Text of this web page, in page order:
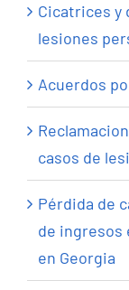
Cicatrices y
lesiones
Acuerdos
casos de
Pérdida de
de ingresos
en Georgia